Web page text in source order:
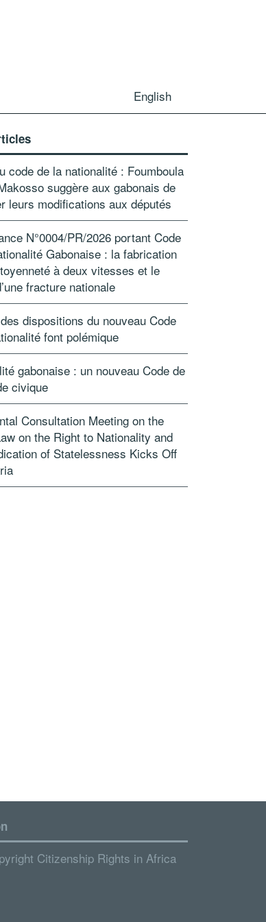
English
code de la nationalité : Foumboula
suggère aux gabonais de
leurs modifications aux députés
N°0004/PR/2026 portant Code
Gabonaise : la fabrication
à deux vitesses et le
fracture nationale
dispositions du nouveau Code
font polémique
gabonaise : un nouveau Code de
civique
Consultation Meeting on the
on the Right to Nationality and
of Statelessness Kicks Off
Citizenship Rights in Africa